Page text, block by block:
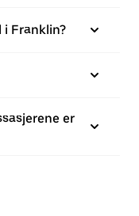
Franklin?
er